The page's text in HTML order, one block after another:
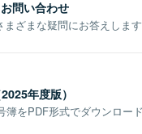
問い合わせ
ざまな疑問にお答えします
年度版）
簿をPDF形式でダウンロー